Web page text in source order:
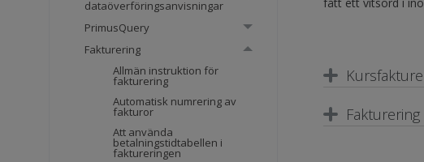
dataöverföringsanvisningar
PrimusQuery
Fakturering
Allmän instruktion för
fakturering
Automatisk numrering av
fakturor
Att använda
betalningstidtabellen i
faktureringen
Fakturering